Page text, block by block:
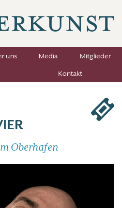
uns Media
Mitglieder
Kontakt
Oberhafen